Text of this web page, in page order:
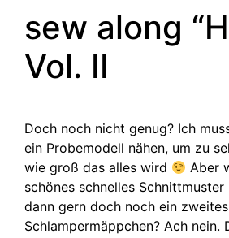
sew along
Vol. II
Doch noch nicht genug? Ich
ein Probemodell nähen, um zu
wie groß das alles wird
Aber
schönes schnelles
dann gern doch noch ein
Schlampermäppchen? Ach nein.